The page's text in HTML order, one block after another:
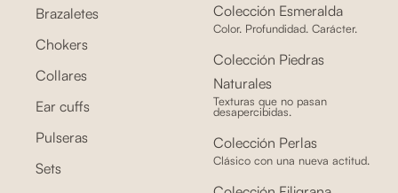
Brazaletes
Chokers
Collares
Ear cuffs
Pulseras
Sets
Colección Esmeralda
Color. Profundidad. Carácter.
Colección Piedras
Naturales
Texturas que no pasan
desapercibidas.
Colección Perlas
Clásico con una nueva actitud.